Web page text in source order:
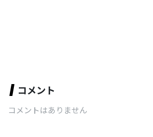
コメント
コメントはありません